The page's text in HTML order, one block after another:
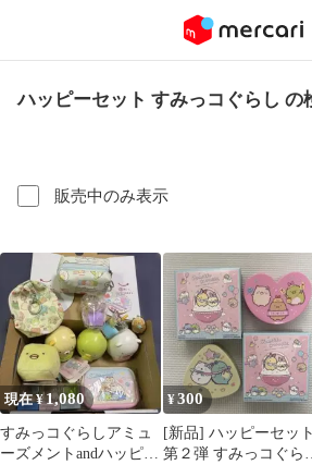
ハッピーセット すみっコぐらし の
販売中のみ表示
現在 ¥1,080
すみっコぐらしアミュ
ーズメントandハッピー
¥300
[新品] ハッピーセット
第２弾 すみっコぐら